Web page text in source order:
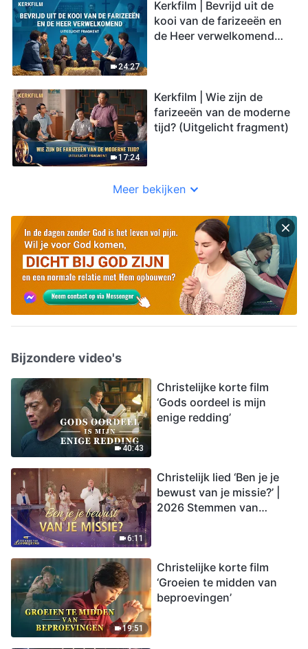
24:27
Kerkfilm | Bevrijd uit de
kooi van de farizeeën en
de Heer verwelkomend
17:24
Kerkfilm | Wie zijn de
farizeeën van de moderne
tijd? (Uitgelicht fragment)
Meer bekijken
Bijzondere video's
40:43
Christelijke korte film
‘Gods oordeel is mijn
enige redding’
6:11
Christelijk lied ‘Ben je je
bewust van je missie?’ |
2026 Stemmen van
19:51
Christelijke korte film
‘Groeien te midden van
beproevingen’